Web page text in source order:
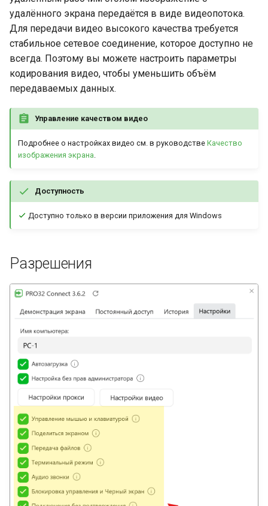
удалённого экрана передаётся в виде видеопотока.
Для передачи видео высокого качества требуется
стабильное сетевое соединение, которое доступно не
всегда. Поэтому вы можете настроить параметры
кодирования видео, чтобы уменьшить объём
передаваемых данных.
Управление качеством видео
Подробнее о настройках видео см. в руководстве Качество
изображения экрана
Доступность
Доступно только в версии приложения для Windows
Разрешения